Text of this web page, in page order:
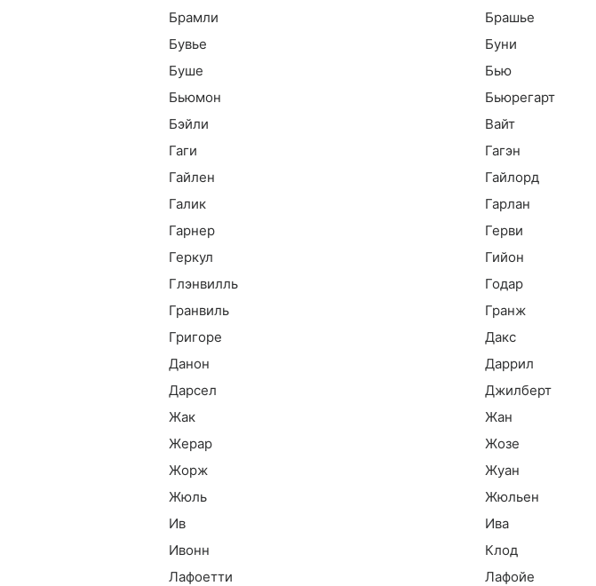
Брамли
Брашье
Бувье
Буни
Буше
Бью
Бьюмон
Бьюрегарт
Бэйли
Вайт
Гаги
Гагэн
Гайлен
Гайлорд
Галик
Гарлан
Гарнер
Герви
Геркул
Гийон
Глэнвилль
Годар
Гранвиль
Гранж
Григоре
Дакс
Данон
Даррил
Дарсел
Джилберт
Жак
Жан
Жерар
Жозе
Жорж
Жуан
Жюль
Жюльен
Ив
Ива
Ивонн
Клод
Лафоетти
Лафойе